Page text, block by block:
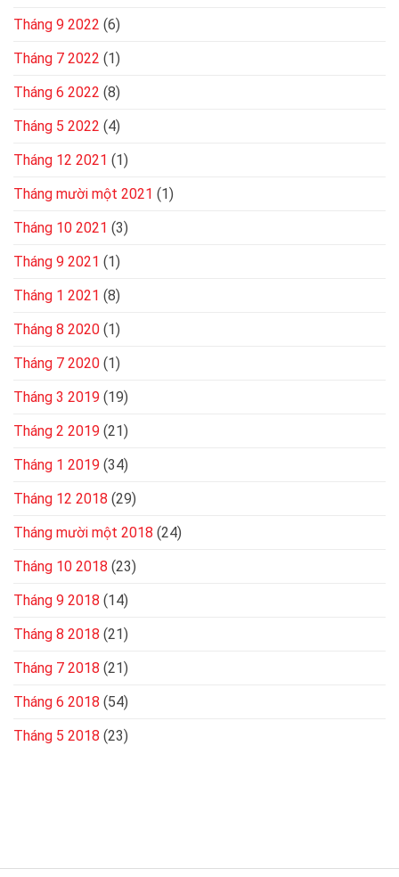
Tháng 9 2022 (6)
Tháng 7 2022 (1)
Tháng 6 2022 (8)
Tháng 5 2022 (4)
Tháng 12 2021 (1)
Tháng mười một 2021 (1)
Tháng 10 2021 (3)
Tháng 9 2021 (1)
Tháng 1 2021 (8)
Tháng 8 2020 (1)
Tháng 7 2020 (1)
Tháng 3 2019 (19)
Tháng 2 2019 (21)
Tháng 1 2019 (34)
Tháng 12 2018 (29)
Tháng mười một 2018 (24)
Tháng 10 2018 (23)
Tháng 9 2018 (14)
Tháng 8 2018 (21)
Tháng 7 2018 (21)
Tháng 6 2018 (54)
Tháng 5 2018 (23)